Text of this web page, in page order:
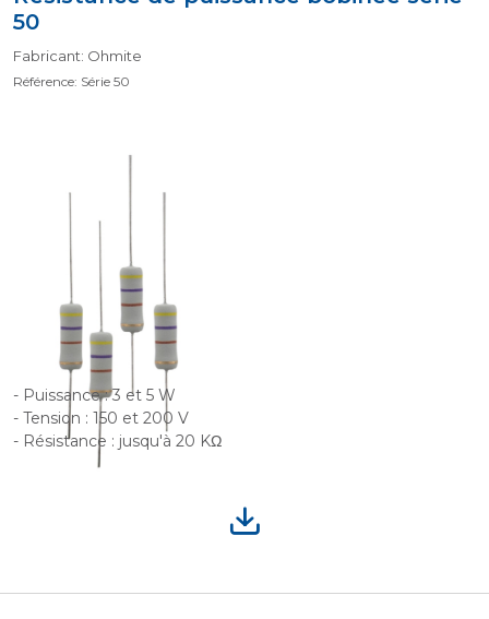
50
Fabricant: Ohmite
Référence: Série 50
- Puissance : 3 et 5 W
- Tension : 150 et 200 V
- Résistance : jusqu'à 20 KΩ